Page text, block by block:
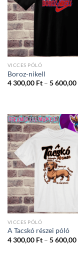
VICCES PÓLÓ
Boroz-nikell
4 300,00 Ft – 5 600,00
VICCES PÓLÓ
A Tacskó részei póló
4 300,00 Ft – 5 600,00